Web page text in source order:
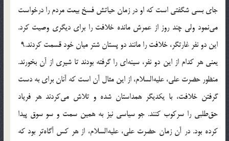
جاى بسى شگفتى است كه او در زمان حياتش فسخ بيعت مردم را درخواست
مى‌نمود ولى چند روز از عمرش مانده خلافت را براى ديگرى وصيت كرد.
اين دو نفر غارتگر، خلافت را مانند دو پستان شتر ميان خود قسمت كردند.9
يعنى هر كدام از اين دو نفر، سينه‌اى را گرفته بودند تا شيرى از آن بخورند.
منظور حضرت على، عليه‌السلام، از اين مثال آن است كه آنان براى به دست
گرفتن خلافت، با يكديگر همداستان شده و تلاش مى‌كردند هر فرياد
حق‌طلبى را سركوب كنند. جو سياسى نيز به همين سمت و سو سوق پيدا
كرده بود. در آن زمان حضرت على، عليه‌السلام، از هر كس آگاه‌تر بود كه